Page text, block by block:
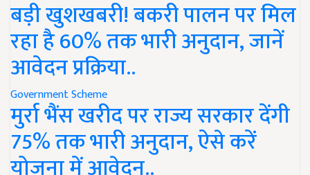
बड़ी खुशखबरी! बकरी पालन पर मिल
रहा है 60% तक भारी अनुदान, जानें
आवेदन प्रक्रिया..
Government Scheme
मुर्रा भैंस खरीद पर राज्य सरकार देंगी
75% तक भारी अनुदान, ऐसे करें